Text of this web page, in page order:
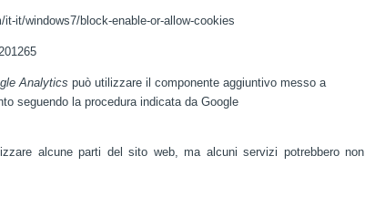
it/windows7/block-enable-or-allow-cookies
Analytics può utilizzare il componente aggiuntivo messo a
seguendo la procedura indicata da Google
alcune parti del sito web, ma alcuni servizi potrebbero non